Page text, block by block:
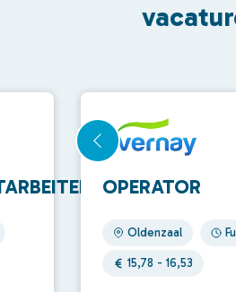
OPERATOR
Oldenzaal
15,78 - 16,53